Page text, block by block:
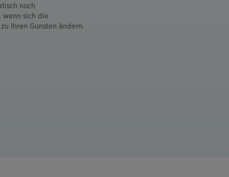
noch
wenn sich die
Ihren Gunsten ändern.